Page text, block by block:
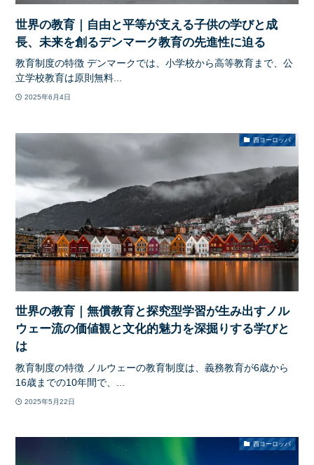
世界の教育｜自由と平等が支える子供の学びと成
長、未来を創るデンマーク教育の先進性に迫る
教育制度の特徴 デンマークでは、小学校から高等教育まで、公
立学校教育は原則無料...
2025年6月4日
西ヨーロッパ
世界の教育｜無償教育と探究型学習が生み出すノル
ウェー流の価値観と文化的魅力を深掘りする学びと
は
教育制度の特徴 ノルウェーの教育制度は、義務教育が6歳から
16歳までの10年間で、...
2025年5月22日
西ヨーロッパ